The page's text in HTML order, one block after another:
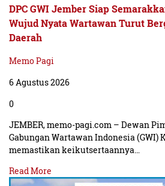
DPC GWI Jember Siap
Wujud Nyata Wartawan Turut
Daerah
Memo Pagi
6 Agustus 2026
0
JEMBER, memo-pagi.com – Dewan
Gabungan Wartawan Indonesia (GWI)
memastikan keikutsertaannya…
Read More